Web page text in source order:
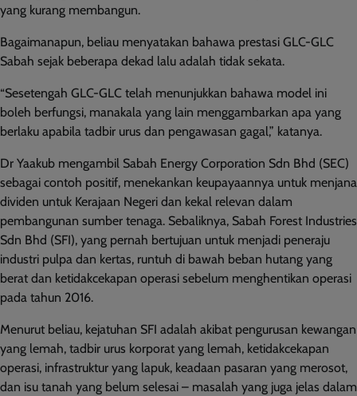
yang kurang membangun.
Bagaimanapun, beliau menyatakan bahawa prestasi GLC-GLC
Sabah sejak beberapa dekad lalu adalah tidak sekata.
“Sesetengah GLC-GLC telah menunjukkan bahawa model ini
boleh berfungsi, manakala yang lain menggambarkan apa yang
berlaku apabila tadbir urus dan pengawasan gagal,” katanya.
Dr Yaakub mengambil Sabah Energy Corporation Sdn Bhd (SEC)
sebagai contoh positif, menekankan keupayaannya untuk menjana
dividen untuk Kerajaan Negeri dan kekal relevan dalam
pembangunan sumber tenaga. Sebaliknya, Sabah Forest Industries
Sdn Bhd (SFI), yang pernah bertujuan untuk menjadi peneraju
industri pulpa dan kertas, runtuh di bawah beban hutang yang
berat dan ketidakcekapan operasi sebelum menghentikan operasi
pada tahun 2016.
Menurut beliau, kejatuhan SFI adalah akibat pengurusan kewangan
yang lemah, tadbir urus korporat yang lemah, ketidakcekapan
operasi, infrastruktur yang lapuk, keadaan pasaran yang merosot,
dan isu tanah yang belum selesai – masalah yang juga jelas dalam